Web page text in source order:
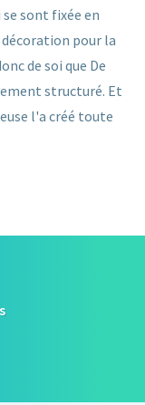
sont fixée en
pour la
de soi que De
structuré. Et
l'a créé toute